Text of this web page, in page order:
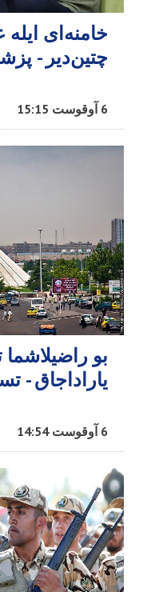
خامنه‌ای
چتین‌دیر -
6 آوقوست 15:15
بو راضیلاشما
یاراداجاق -
6 آوقوست 14:54